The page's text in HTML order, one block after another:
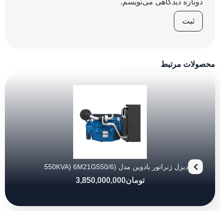
دوباره دیدگاهی می‌نویسم.
محصولات مرتبط
دیزل ژنراتور بادوین مدل (550KVA) 6M21G550/6
تومان3,850,000,000